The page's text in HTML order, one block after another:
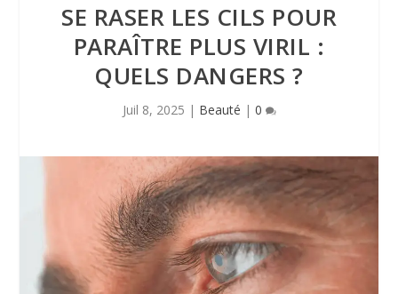
SE RASER LES CILS POUR
PARAÎTRE PLUS VIRIL :
QUELS DANGERS ?
Juil 8, 2025 | Beauté | 0